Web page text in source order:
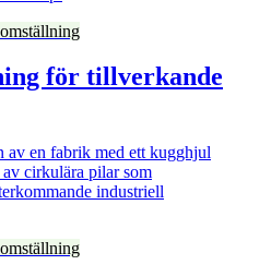
för tillverkande